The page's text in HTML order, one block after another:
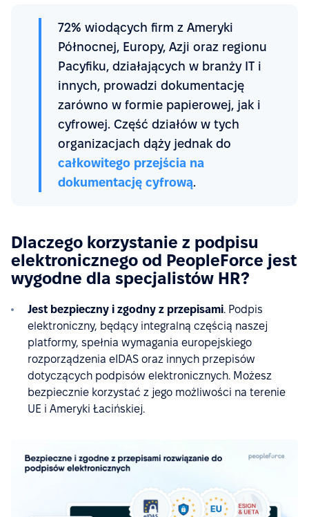
72% wiodących firm z Ameryki
Północnej, Europy, Azji oraz regionu
Pacyfiku, działających w branży IT i
innych, prowadzi dokumentację
zarówno w formie papierowej, jak i
cyfrowej. Część działów w tych
organizacjach dąży jednak do
całkowitego przejścia na
dokumentację cyfrową.
Dlaczego korzystanie z podpisu
elektronicznego od PeopleForce jest
wygodne dla specjalistów HR?
Jest bezpieczny i zgodny z przepisami. Podpis
elektroniczny, będący integralną częścią naszej
platformy, spełnia wymagania europejskiego
rozporządzenia eIDAS oraz innych przepisów
dotyczących podpisów elektronicznych. Możesz
bezpiecznie korzystać z jego możliwości na terenie
UE i Ameryki Łacińskiej.